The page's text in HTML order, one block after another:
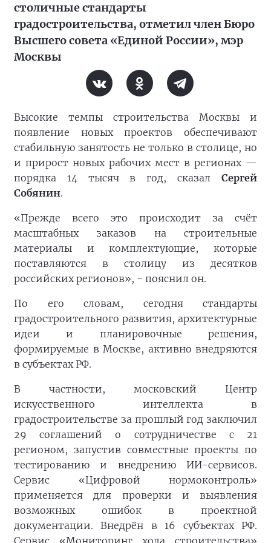
столичные стандарты
градостроительства, отметил член Бюро
Высшего совета «Единой России», мэр
Москвы
Высокие темпы строительства Москвы и
появление новых проектов обеспечивают
стабильную занятость не только в столице, но
и прирост новых рабочих мест в регионах —
порядка 14 тысяч в год, сказал Сергей
Собянин.
«Прежде всего это происходит за счёт
масштабных заказов на строительные
материалы и комплектующие, которые
поставляются в столицу из десятков
российских регионов», - пояснил он.
По его словам, сегодня стандарты
градостроительного развития, архитектурные
идеи и планировочные решения,
формируемые в Москве, активно внедряются
в субъектах РФ.
В частности, московский Центр
искусственного интеллекта в
градостроительстве за прошлый год заключил
29 соглашений о сотрудничестве с 21
регионом, запустив совместные проекты по
тестированию и внедрению ИИ-сервисов.
Сервис «Цифровой нормоконтроль»
применяется для проверки и выявления
возможных ошибок в проектной
документации. Внедрён в 16 субъектах РФ.